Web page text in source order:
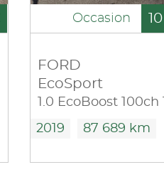
Occasion
FORD
EcoSport
2019 87 689 km